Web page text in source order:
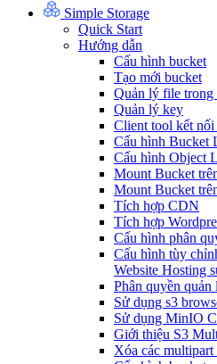
Simple Storage
Quick Start
Hướng dẫn
Cấu hình bucket
Tạo mới bucket
Quản lý file trong
Quản lý key
Client tool kết
Cấu hình Bucket
Cấu hình Object
Mount Bucket
Mount Bucket
Tích hợp CDN
Tích hợp
Cấu hình phân
Cấu hình tùy
Website Hosting
Phân quyền
Sử dụng s3
Sử dụng MinIO
Giới thiệu S3
Xóa các multipart